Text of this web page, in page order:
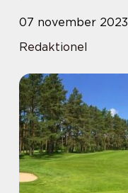
07 november 2023
Redaktionel